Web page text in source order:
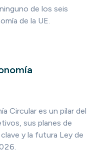
de los seis
de la UE.
Circular es un pilar del
sus planes de
y la futura Ley de